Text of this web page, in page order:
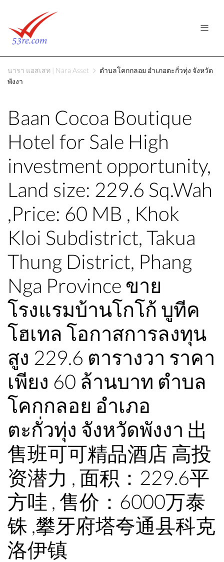
นารา แอสเสท | Nara Asset
ตำบลโคกกลอย อำเภอตะกั่วทุ่ง จังหวัด
พังงา
Baan Cocoa Boutique
Hotel for Sale High
investment opportunity,
Land size: 229.6 Sq.Wah
,Price: 60 MB , Khok
Kloi Subdistrict, Takua
Thung District, Phang
Nga Province ขาย
โรงแรมบ้านโกโก้ บูทีค
โฮเทล โอกาสการลงทุน
สูง 229.6 ตารางวา ราคา
เพียง 60 ล้านบาท ตำบล
โคกกลอย อำเภอ
ตะกั่วทุ่ง จังหวัดพังงา 出
售班可可精品酒店 高投
资潜力 , 面积：229.6平
方哇 , 售价：6000万泰
铢 ,攀牙府塔夸通县科克
洛伊镇